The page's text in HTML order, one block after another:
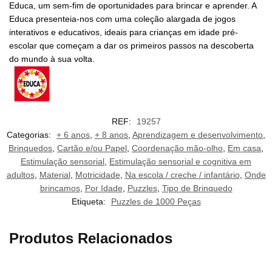
Educa, um sem-fim de oportunidades para brincar e aprender. A
Educa presenteia-nos com uma coleção alargada de jogos
interativos e educativos, ideais para crianças em idade pré-
escolar que começam a dar os primeiros passos na descoberta
do mundo à sua volta.
REF:
19257
Categorias:
+ 6 anos + 8 anos Aprendizagem e desenvolvimento
Brinquedos Cartão e/ou Papel Coordenação mão-olho Em casa
Estimulação sensorial Estimulação sensorial e cognitiva em
adultos, Material, Motricidade Na escola / creche / infantário, Onde
brincamos, Por Idade Puzzles, Tipo de Brinquedo
Etiqueta:
Puzzles de 1000 Peças
Produtos Relacionados